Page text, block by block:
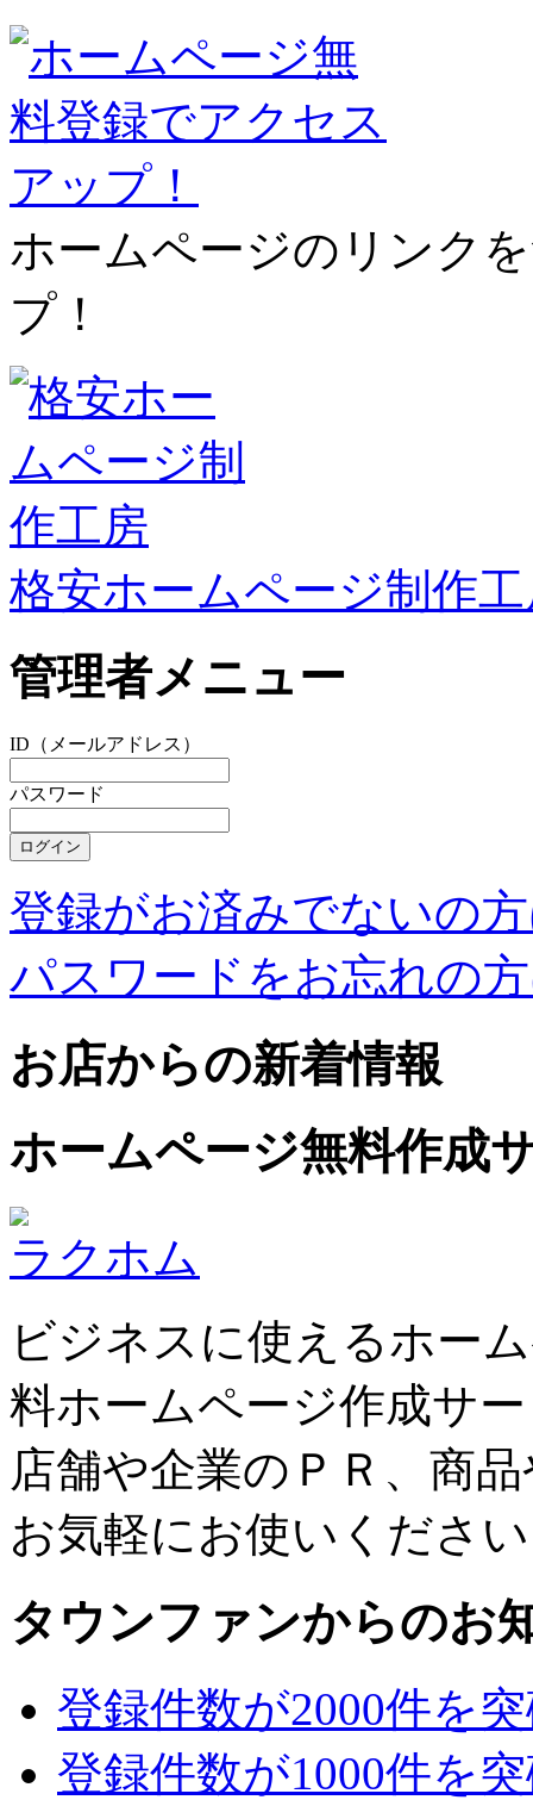
ホームページのリンク
プ！
格安ホームページ制作
管理者メニュー
ID（メールアドレス）
パスワード
登録がお済みでないの
パスワードをお忘れの
お店からの新着情報
ホームページ無料作成
ラクホム
ビジネスに使えるホー
料ホームページ作成サ
店舗や企業のＰＲ、商
お気軽にお使いくださ
タウンファンからのお
登録件数が2000件を
登録件数が1000件を